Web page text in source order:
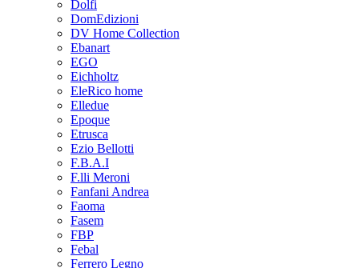
Dolfi
DomEdizioni
DV Home Collection
Ebanart
EGO
Eichholtz
EleRico home
Elledue
Epoque
Etrusca
Ezio Bellotti
F.B.A.I
F.lli Meroni
Fanfani Andrea
Faoma
Fasem
FBP
Febal
Ferrero Legno